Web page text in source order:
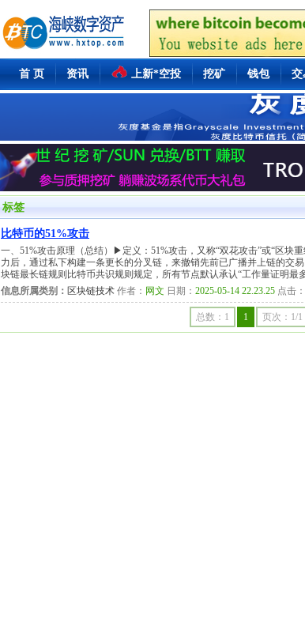
首 页 资讯 上新*空投 挖矿 钱包 交
标签
比特币的51%攻击
一、51%攻击原理（总结）▶定义：51%攻击，又称“双花攻击”或“区块
力后，通过私下构建一条更长的分叉链，来撤销先前已广播并上链的交
块链最长链规则比特币共识规则规定，所有节点默认承认“工作量证明
信息所属类别： 区块链技术 作者： 网文 日期： 2025-05-14 22.23.25 点击：
总数：1 1 页次：1/1